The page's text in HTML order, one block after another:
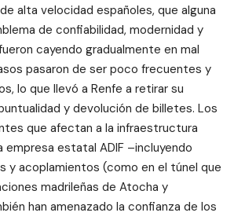
alta velocidad españoles, que alguna
de confiabilidad, modernidad y
cayendo gradualmente en mal
pasaron de ser poco frecuentes y
lo que llevó a Renfe a retirar su
y devolución de billetes. Los
que afectan a la infraestructura
empresa estatal ADIF –incluyendo
y acoplamientos (como en el túnel que
madrileñas de Atocha y
han amenazado la confianza de los